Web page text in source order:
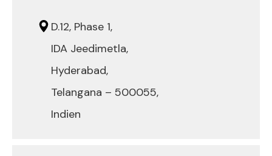
D.12, Phase 1,
IDA Jeedimetla,
Hyderabad,
Telangana – 500055,
Indien